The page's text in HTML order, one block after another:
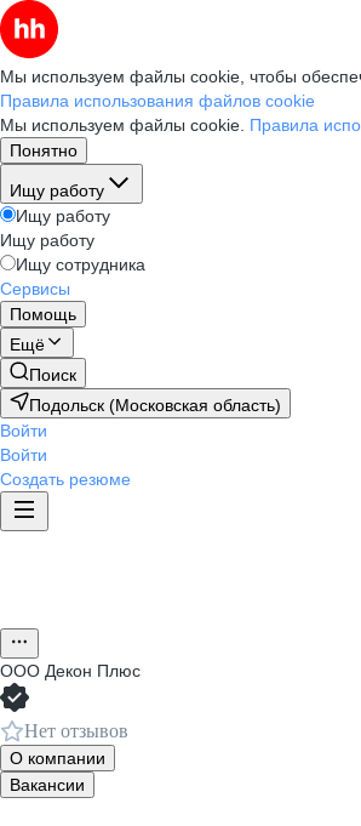
Мы используем файлы cookie, чтобы
Правила использования файлов cookie
Мы используем файлы cookie. Правила
Понятно
Ищу работу
Ищу работу
Ищу работу
Ищу сотрудника
Сервисы
Помощь
Ещё
Поиск
Подольск (Московская область)
Войти
Войти
Создать резюме
ООО Декон Плюс
Нет отзывов
О компании
Вакансии